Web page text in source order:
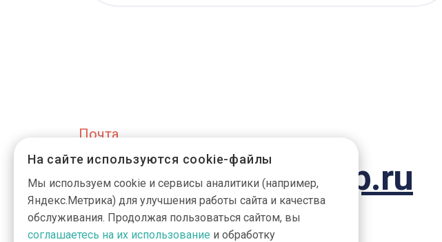
Почта
info@active-group.ru
На сайте используются cookie-файлы
Мы используем cookie и сервисы аналитики (например,
Яндекс.Метрика) для улучшения работы сайта и качества
обслуживания. Продолжая пользоваться сайтом, вы
соглашаетесь на их использование и обработку